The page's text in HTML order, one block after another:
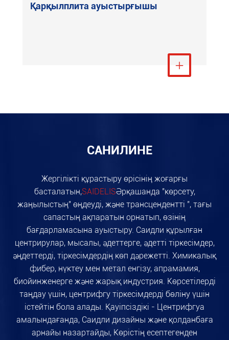
Қарқылплита ауыстырғышы
Тағы қарау

САНИЛИНЕ
Жергілікті құрастыру өрісінің жоғарғы
басталатын,SAIDELISӘрқашанда "көрсету,
жаңылыстың" өңдеуді, және трансцендентті ", тағы
сапастың ақпаратын орнатып, өзінің
бағдарламасына ауыстыру. Саидли құрылған
центрирулар, мысалы, әдеттерге, әдетті тіркесімдер,
әңдеттерді, тіркесімдердің көп дәрежетті. Химикалық
фибер, нүктеу мен метал енгізу, апрамамия,
биойинженерге және жарық индустрия. Көрсетілерді
таңдау үшін, центрифгу тіркесімдерді бөліну үшін
істейтін бола алады. Қауіпсіздікі - Центрифгуа
амалындағанда, Саидли дизайны және қолданбаға
арнайы назартайды, Көрістің есептегенден